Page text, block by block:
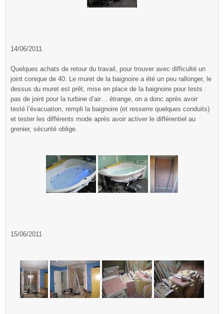
14/06/2011
Quelques achats de retour du travail, pour trouver avec difficulté un
joint conique de 40. Le muret de la baignoire a été un peu rallonger, le
dessus du muret est prêt, mise en place de la baignoire pour tests :
pas de joint pour la turbine d’air… étrange, on a donc après avoir
testé l’évacuation, rempli la baignoire (et resserre quelques conduits)
et tester les différents mode après avoir activer le différentiel au
grenier, sécurité oblige.
15/06/2011